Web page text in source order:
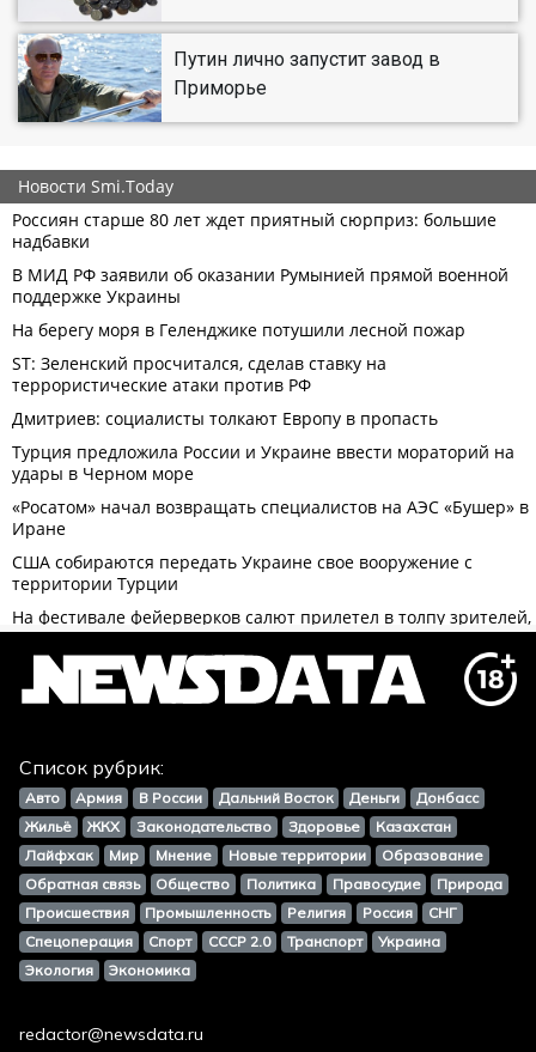
Путин лично запустит завод в
Приморье
Список рубрик:
Авто Армия В России Дальний Восток Деньги
Донбасс
Жильё
ЖКХ Законодательство Здоровье
Казахстан
Лайфхак
Мир Мнение Новые территории
Образование
Обратная связь
Общество Политика Правосудие
Природа
Происшествия
Промышленность Религия Россия
СНГ
Спецоперация
Спорт СССР 2.0 Транспорт
Украина
Экология
Экономика
redactor@newsdata.ru